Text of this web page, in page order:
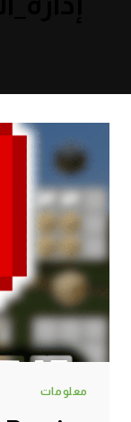
معلومات